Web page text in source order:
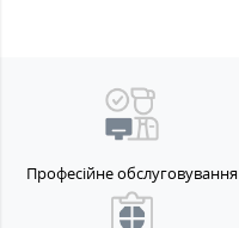
Професійне обслуговування